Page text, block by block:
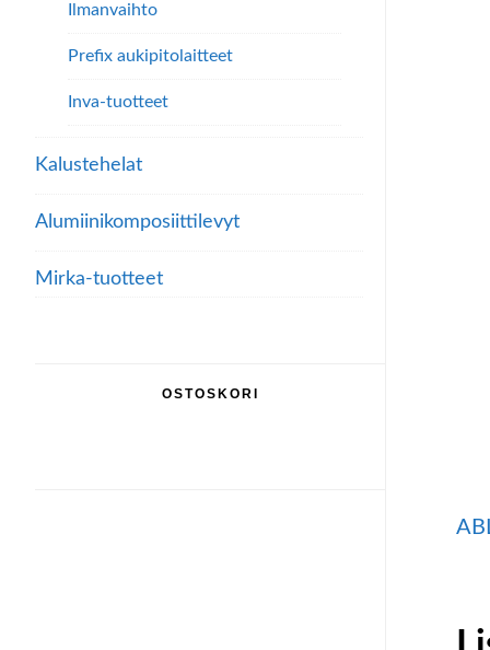
Ilmanvaihto
Prefix aukipitolaitteet
Inva-tuotteet
Kalustehelat
Alumiini­komposiitti­levyt
Mirka-tuotteet
OSTOSKORI